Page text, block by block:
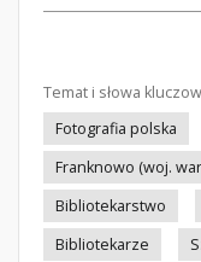
Temat i słowa
Fotografia polska
Franknowo (woj.
Bibliotekarstwo
Bibliotekarze